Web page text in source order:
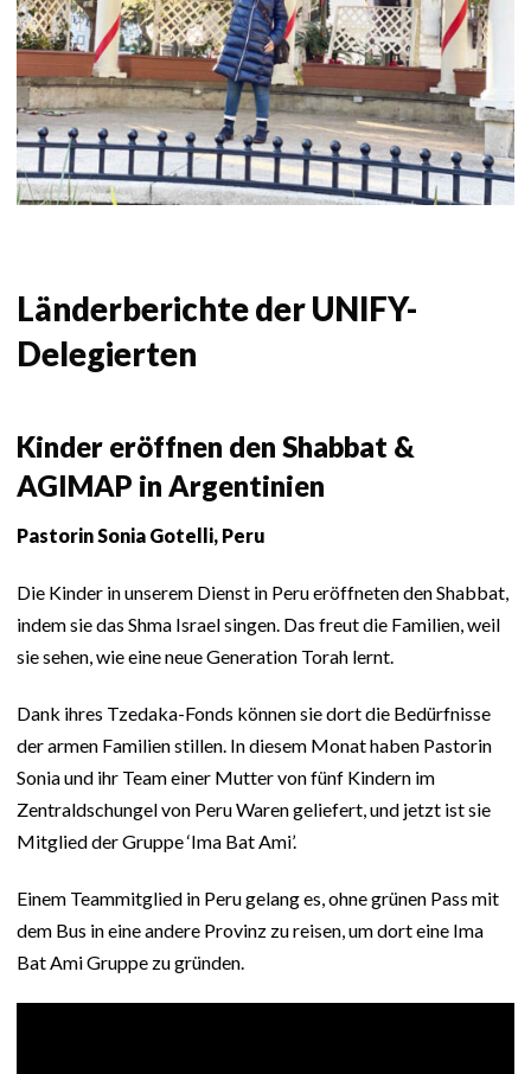
Länderberichte der UNIFY-
Delegierten
Kinder eröffnen den Shabbat &
AGIMAP in Argentinien
Pastorin Sonia Gotelli, Peru
Die Kinder in unserem Dienst in Peru eröffneten den Shabbat,
indem sie das Shma Israel singen. Das freut die Familien, weil
sie sehen, wie eine neue Generation Torah lernt.
Dank ihres Tzedaka-Fonds können sie dort die Bedürfnisse
der armen Familien stillen. In diesem Monat haben Pastorin
Sonia und ihr Team einer Mutter von fünf Kindern im
Zentraldschungel von Peru Waren geliefert, und jetzt ist sie
Mitglied der Gruppe ‘Ima Bat Ami’.
Einem Teammitglied in Peru gelang es, ohne grünen Pass mit
dem Bus in eine andere Provinz zu reisen, um dort eine Ima
Bat Ami Gruppe zu gründen.